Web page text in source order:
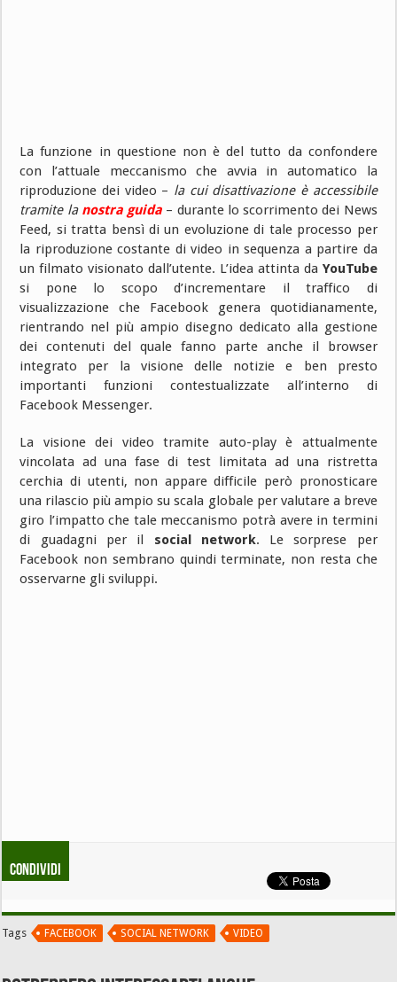
La funzione in questione non è del tutto da confondere
con l’attuale meccanismo che avvia in automatico la
riproduzione dei video – la cui disattivazione è accessibile
tramite la nostra guida – durante lo scorrimento dei News
Feed, si tratta bensì di un evoluzione di tale processo per
la riproduzione costante di video in sequenza a partire da
un filmato visionato dall’utente. L’idea attinta da YouTube
si pone lo scopo d’incrementare il traffico di
visualizzazione che Facebook genera quotidianamente,
rientrando nel più ampio disegno dedicato alla gestione
dei contenuti del quale fanno parte anche il browser
integrato per la visione delle notizie e ben presto
importanti funzioni contestualizzate all’interno di
Facebook Messenger.
La visione dei video tramite auto-play è attualmente
vincolata ad una fase di test limitata ad una ristretta
cerchia di utenti, non appare difficile però pronosticare
una rilascio più ampio su scala globale per valutare a breve
giro l’impatto che tale meccanismo potrà avere in termini
di guadagni per il social network. Le sorprese per
Facebook non sembrano quindi terminate, non resta che
osservarne gli sviluppi.
Condividi
Tags FACEBOOK SOCIAL NETWORK VIDEO